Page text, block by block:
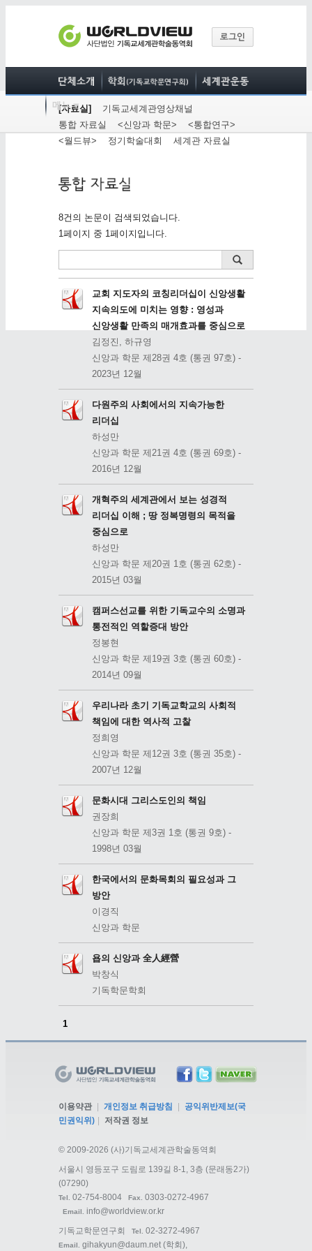
[자료실]
기독교세계관영상채널
통합 자료실
<신앙과 학문>
<통합연구>
<월드뷰>
정기학술대회 세계관 자료실
8건의 논문이 검색되었습니다.
1페이지 중 1페이지입니다.
교회 지도자의 코칭리더십이 신앙생활
지속의도에 미치는 영향 : 영성과
신앙생활 만족의 매개효과를 중심으로
김정진, 하규영
신앙과 학문 제28권 4호 (통권 97호) -
2023년 12월
다원주의 사회에서의 지속가능한
리더십
하성만
신앙과 학문 제21권 4호 (통권 69호) -
2016년 12월
개혁주의 세계관에서 보는 성경적
리더십 이해 ; 땅 정복명령의 목적을
중심으로
하성만
신앙과 학문 제20권 1호 (통권 62호) -
2015년 03월
캠퍼스선교를 위한 기독교수의 소명과
통전적인 역할증대 방안
정봉현
신앙과 학문 제19권 3호 (통권 60호) -
2014년 09월
우리나라 초기 기독교학교의 사회적
책임에 대한 역사적 고찰
정희영
신앙과 학문 제12권 3호 (통권 35호) -
2007년 12월
문화시대 그리스도인의 책임
권장희
신앙과 학문 제3권 1호 (통권 9호) -
1998년 03월
한국에서의 문화목회의 필요성과 그
방안
이경직
신앙과 학문
욥의 신앙과 全人經營
박창식
기독학문학회
1
이용약관 개인정보 취급방침
공익위반제보(국
민권익위)
저작권 정보
© 2009-2026 (사)기독교세계관학술동역회
서울시 영등포구 도림로 139길 8-1, 3층 (문래동2가)
(07290)
Tel. 02-754-8004 Fax. 0303-0272-4967
Email.
info@worldview.or.kr
기독교학문연구회
Tel. 02-3272-4967
Email. gihakyun@daum.net (학회),